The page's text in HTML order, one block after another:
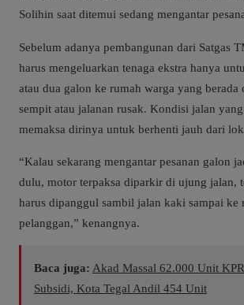
Solihin saat ditemui sedang mengantar
Sebelum adanya pembangunan dari Satgas
harus mengeluarkan tenaga ekstra hanya
atau dua galon ke rumah warga yang berada
sempit atau jalanan rusak. Kondisi jalan
memaksa dirinya untuk berhenti jauh dari
“Kalau sekarang mengantar pesanan galon
dulu, motor terpaksa diparkir di ujung jalan,
harus dipanggul sambil jalan kaki sampai ke
pelanggan,” kenangnya.
Baca juga: Akad Massal 62.000 Unit
Subsidi, Kota Tegal Andil 454 Unit